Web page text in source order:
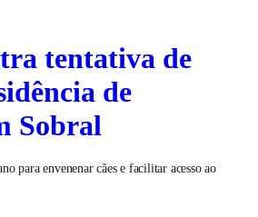
tentativa de
de
Sobral
para envenenar cães e facilitar acesso ao